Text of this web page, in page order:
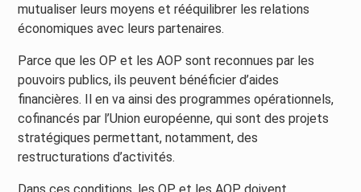
mutualiser leurs moyens et rééquilibrer les relations
économiques avec leurs partenaires.
Parce que les OP et les AOP sont reconnues par les
pouvoirs publics, ils peuvent bénéficier d’aides
financières. Il en va ainsi des programmes opérationnels,
cofinancés par l’Union européenne, qui sont des projets
stratégiques permettant, notamment, des
restructurations d’activités.